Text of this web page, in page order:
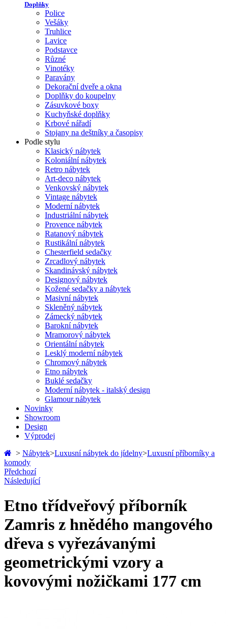
Doplňky
Police
Vešáky
Truhlice
Lavice
Podstavce
Různé
Vinotéky
Paravány
Dekorační dveře a okna
Doplňky do koupelny
Zásuvkové boxy
Kuchyňské doplňky
Krbové nářadí
Stojany na deštníky a časopisy
Podle stylu
Klasický nábytek
Koloniální nábytek
Retro nábytek
Art-deco nábytek
Venkovský nábytek
Vintage nábytek
Moderní nábytek
Industriální nábytek
Provence nábytek
Ratanový nábytek
Rustikální nábytek
Chesterfield sedačky
Zrcadlový nábytek
Skandinávský nábytek
Designový nábytek
Kožené sedačky a nábytek
Masivní nábytek
Skleněný nábytek
Zámecký nábytek
Barokní nábytek
Mramorový nábytek
Orientální nábytek
Lesklý moderní nábytek
Chromový nábytek
Etno nábytek
Buklé sedačky
Moderní nábytek - italský design
Glamour nábytek
Novinky
Showroom
Design
Výprodej
> Nábytek>Luxusní nábytek do jídelny>Luxusní příborníky a
komody
Předchozí
Následující
Etno třídveřový příborník
Zamris z hnědého mangového
dřeva s vyřezávanými
geometrickými vzory a
kovovými nožičkami 177 cm